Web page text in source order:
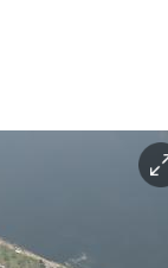
이
미